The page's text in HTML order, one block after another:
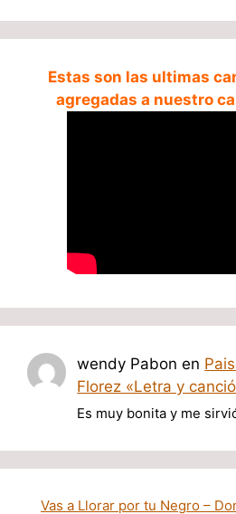
Estas son las ultimas
agregadas a nuestro
wendy Pabon en
Florez «Letra y
Es muy bonita y me
Vas a Llorar por tu Negro –